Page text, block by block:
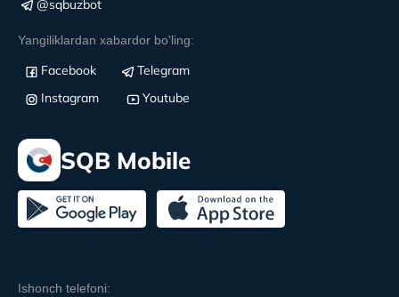
@sqbuzbot
Yangiliklardan xabardor bo'ling:
Facebook
Telegram
Instagram
Youtube
SQB Mobile
Ishonch telefoni: